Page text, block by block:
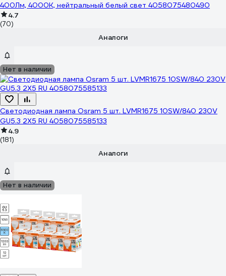
400Лм, 4000К, нейтральный белый свет 4058075480490
4.7
(70)
Аналоги
Нет в наличии
Светодиодная лампа Osram 5 шт. LVMR1675 10SW/840 230V
GU5.3 2X5 RU 4058075585133
4.9
(181)
Аналоги
Нет в наличии